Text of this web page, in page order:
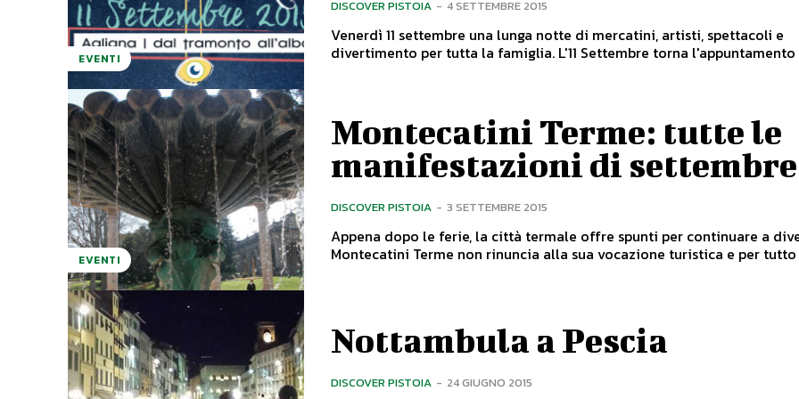
EVENTI
DISCOVER PISTOIA - 4 SETTEMBRE 2015
Venerdì 11 settembre una lunga notte di mercatini, artisti, spettacoli e
divertimento per tutta la famiglia. L'11 Settembre torna
EVENTI
Montecatini Terme: tutte le
manifestazioni di settembre
DISCOVER PISTOIA - 3 SETTEMBRE 2015
Appena dopo le ferie, la città termale offre spunti per continuare a
Montecatini Terme non rinuncia alla sua vocazione turistica e per tutto
Nottambula a Pescia
DISCOVER PISTOIA - 24 GIUGNO 2015